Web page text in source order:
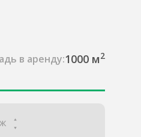
в аренду:1000 м2